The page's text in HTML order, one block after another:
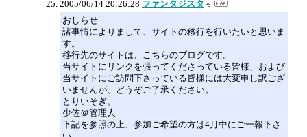
2005/06/14 20:26:28 ファンタジスタ
おしらせ
諸事情によりまして、サイトの移行を行いたいと思いま
す。
移行先のサイトは、こちらのブログです。
当サイトにリンクを張ってくださっている皆様、および
当サイトにご訪問下さっている皆様には大変申し訳ござ
いませんが、どうぞご了承ください。
とりいそぎ。
少佐＠管理人
下記を参照の上、参加ご希望の方は4月中にご一報下さ